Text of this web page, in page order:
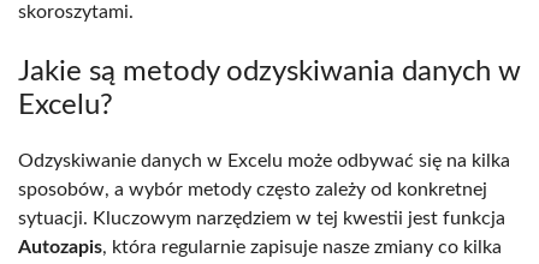
skoroszytami.
Jakie są metody odzyskiwania danych w
Excelu?
Odzyskiwanie danych w Excelu może odbywać się na kilka
sposobów, a wybór metody często zależy od konkretnej
sytuacji. Kluczowym narzędziem w tej kwestii jest funkcja
Autozapis, która regularnie zapisuje nasze zmiany co kilka